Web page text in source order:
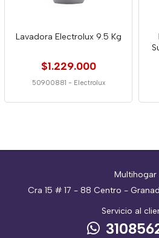
Lavadora Electrolux 9.5 Kg
$1.229.000
50900881 - Electrolux
Multihogar
Cra 15 # 17 - 88 Centro -
Servicio al